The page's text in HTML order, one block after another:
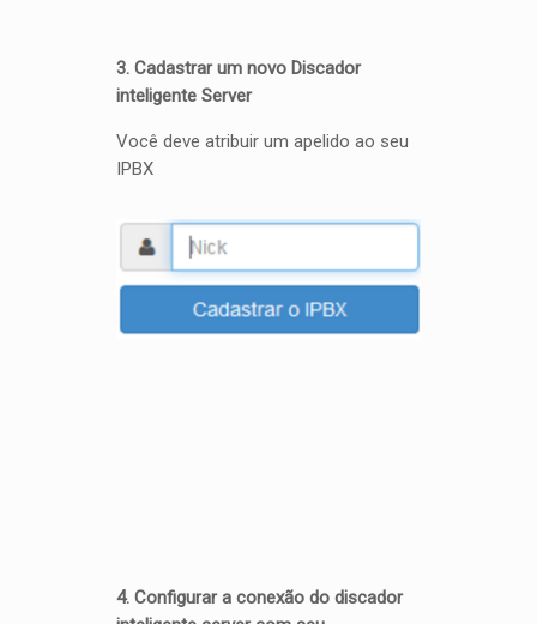
3. Cadastrar um novo Discador
inteligente Server
Você deve atribuir um apelido ao seu
IPBX
4. Configurar a conexão do discador